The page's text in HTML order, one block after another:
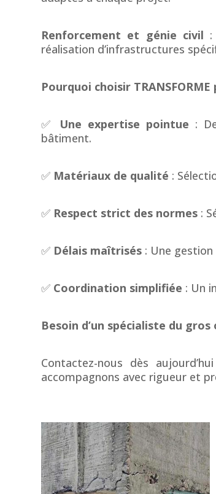
Renforcement et génie civil
réalisation d’infrastructures
Pourquoi choisir
✅ Une expertise pointue :
bâtiment.
✅ Matériaux de qualité :
✅ Respect strict des normes :
✅ Délais maîtrisés : Une
✅ Coordination simplifiée : Un
Besoin d’un spécialiste du
Contactez-nous dès
accompagnons avec rigueur et